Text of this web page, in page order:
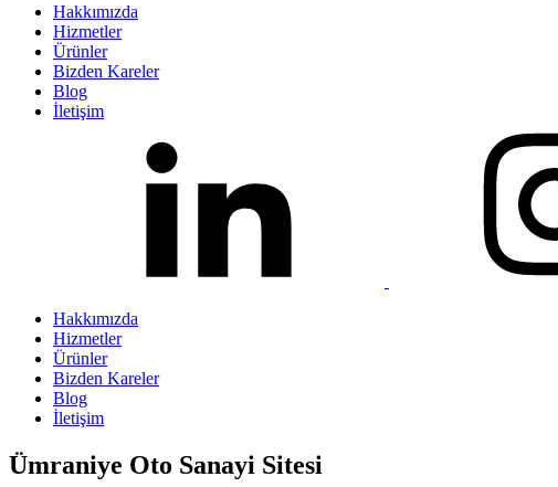
Hakkımızda
Hizmetler
Ürünler
Bizden Kareler
Blog
İletişim
Hakkımızda
Hizmetler
Ürünler
Bizden Kareler
Blog
İletişim
Ümraniye Oto Sanayi Sitesi